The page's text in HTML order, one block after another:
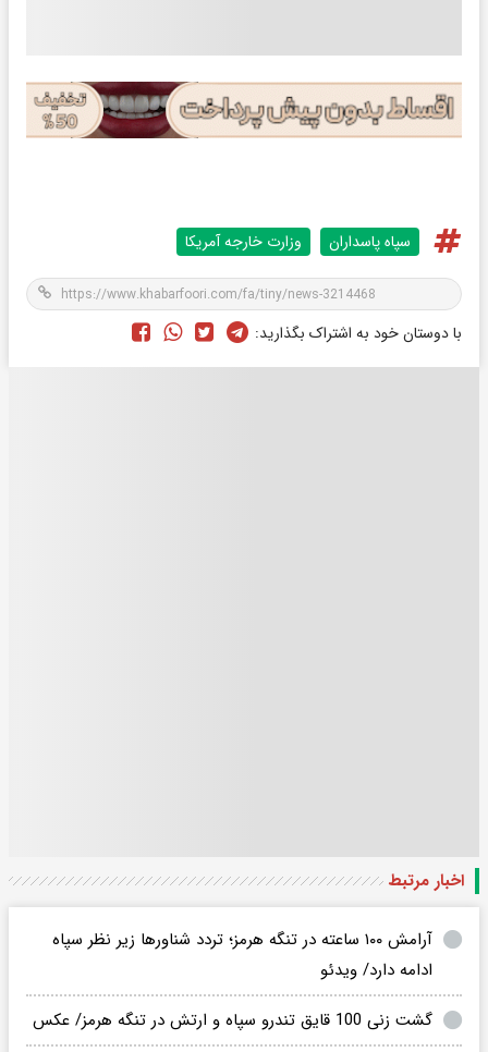
سپاه پاسداران وزارت خارجه آمریکا
با دوستان خود به اشتراک بگذارید:
اخبار مرتبط
آرامش ۱۰۰ ساعته در تنگه هرمز؛ تردد شناورها زیر نظر سپاه
ادامه دارد/ ویدئو
گشت زنی 100 قایق تندرو سپاه و ارتش در تنگه هرمز/ عکس